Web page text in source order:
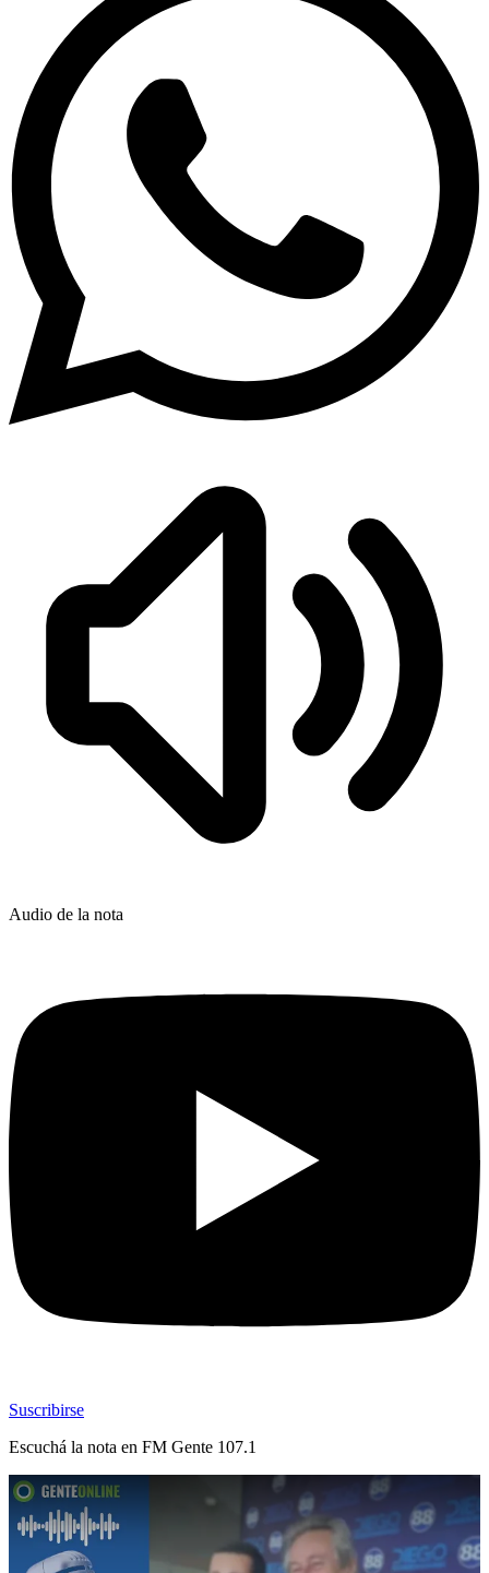
Audio de la nota
Suscribirse
Escuchá la nota en FM Gente 107.1